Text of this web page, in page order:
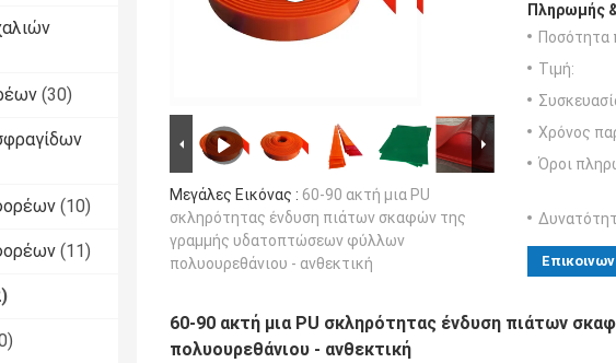
(30)
(10)
(11)
Μεγάλες Εικόνας : 60-90 ακτή μια PU
σκληρότητας ένδυση πιάτων σκαφών της
γραμμής υδατοπτώσεων φύλλων
πολυουρεθάνιου - ανθεκτική
Πληρωμής
Ποσότητα
Τιμή:
Χρόνος
Όροι
60-90 ακτή μια PU σκληρότητας ένδυση πιάτων
πολυουρεθάνιου - ανθεκτική